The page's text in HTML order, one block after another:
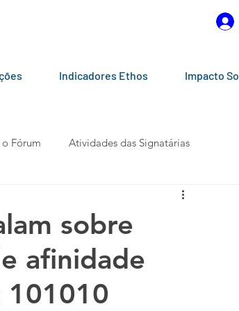
Indicadores Ethos Impacto
Fórum Atividades das Signatárias
Calendários
sobre
afinidade
101010